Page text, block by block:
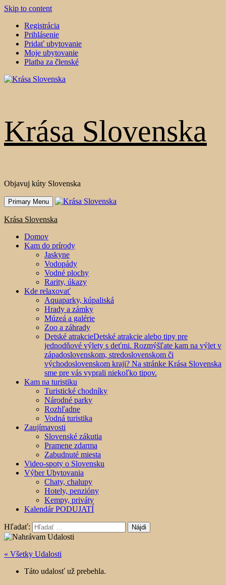
Skip to content
Registrácia
Prihlásenie
Pridať ubytovanie
Moje ubytovanie
Platba za členské
Krása Slovenska
Objavuj kúty Slovenska
Primary Menu
Krása Slovenska
Domov
Kam do prírody
Jaskyne
Vodopády
Vodné plochy
Rarity, úkazy
Kde relaxovať
Aquaparky, kúpaliská
Hrady a zámky
Múzeá a galérie
Zoo a záhrady
Detské atrakcieDetské atrakcie alebo tipy pre
jednodňové výlety s deťmi. Rozmýšľate kam na výlet v
západoslovenskom, stredoslovenskom či
východoslovenskom kraji? Na stránke Krása Slovenska
sme pre vás vyprali niekoľko tipov.
Kam na turistiku
Turistické chodníky
Národné parky
Rozhľadne
Vodná turistika
Zaujímavosti
Slovenské zákutia
Pramene zdarma
Zabudnuté miesta
Video-spoty o Slovensku
Výber Ubytovania
Chaty, chalupy
Hotely, penzióny
Kempy, priváty
Kalendár PODUJATÍ
Hľadať:
« Všetky Udalosti
Táto udalosť už prebehla.